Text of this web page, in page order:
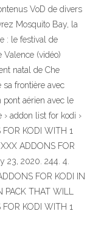
VoD de divers
Mosquito Bay, la
: le festival de
Valence (vidéo)
natal de Che
sa frontière avec
pont aérien avec le
addon list for kodi ›
KODI WITH 1
ADDONS FOR
23, 2020. 244. 4.
FOR KODI IN
THAT WILL
KODI WITH 1